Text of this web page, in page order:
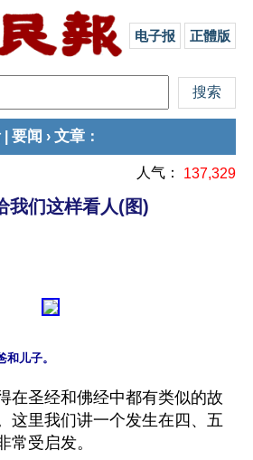
电子报 正體版
要闻 › 文章 ：
人气： 137,329
我们这样看人(图)
在圣经和佛经中都有类似的故
这里我们讲一个发生在四、五
常受启发。